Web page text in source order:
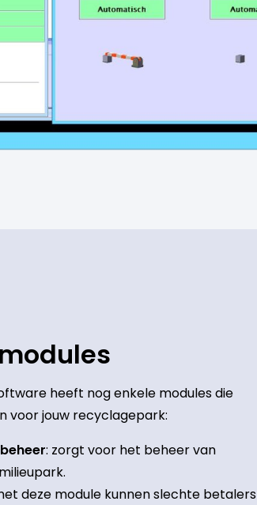
heeft nog enkele modules die
voor jouw recyclagepark:
: zorgt voor het beheer van
deze module kunnen slechte betalers